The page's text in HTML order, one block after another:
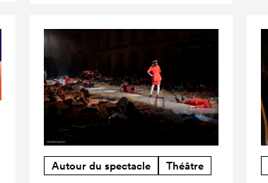
Autour du spectacle Théâtre